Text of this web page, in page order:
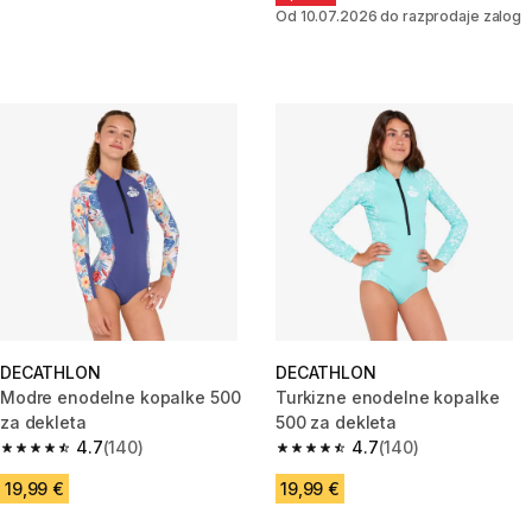
Od 10.07.2026 do razprodaje zalog
DECATHLON
Modre enodelne kopalke 500
za dekleta
4.7
4.7 od 5 zvezdic from 140 ocene
(140)
19,99 €
DECATHLON
Turkizne enodelne kopalke
500 za dekleta
4.7
4.7 od 5 zvezdic from 140
(140)
19,99 €